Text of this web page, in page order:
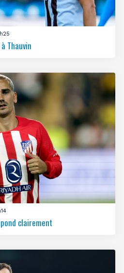
Thauvin
clairement